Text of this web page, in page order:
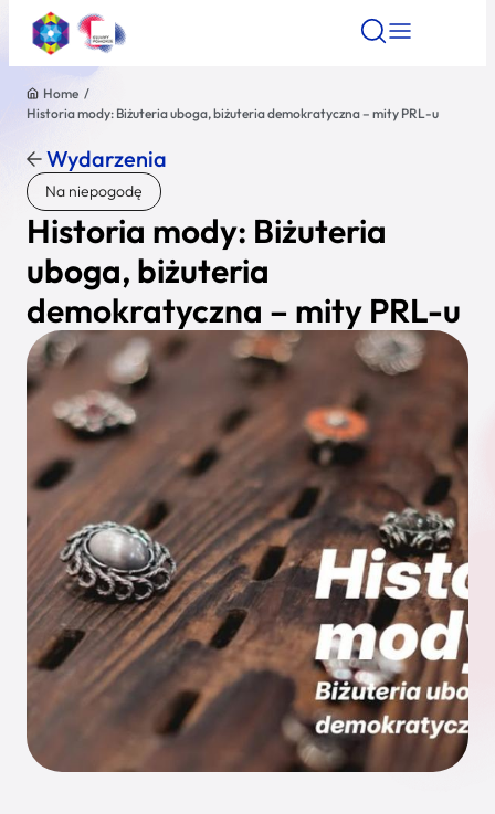
Znajdź atrakcję Znajdź artykuł Znajdź
Znajdź atrakcję
Nazwa atrakcji
Miasto
Kategoria
Wyszukaj
Home /
Historia mody: Biżuteria uboga, biżuteria demokratyczna – mity PRL-u
Wydarzenia
Na niepogodę
Historia mody: Biżuteria
uboga, biżuteria
demokratyczna – mity PRL-u